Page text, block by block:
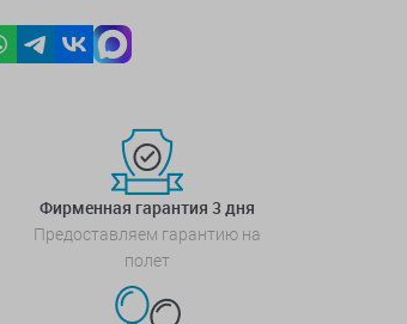
Фирменная гарантия 3 дня
Предоставляем гарантию на
полет